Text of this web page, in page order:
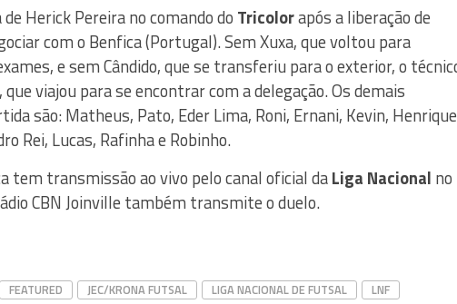
Herick Pereira no comando do Tricolorapós a liberação de
com o Benfica (Portugal). Sem Xuxa, que voltou para
e sem Cândido, que se transferiu para o exterior, o
viajou para se encontrar com a delegação. Os demais
são: Matheus, Pato, Eder Lima, Roni, Ernani, Kevin,
Rei, Lucas, Rafinha e Robinho.
tem transmissão ao vivo pelo canal oficial daLiga Nacional no
CBN Joinville também transmite o duelo.
FEATURED JEC/KRONA FUTSAL LIGA NACIONAL DE FUTSAL
LNF